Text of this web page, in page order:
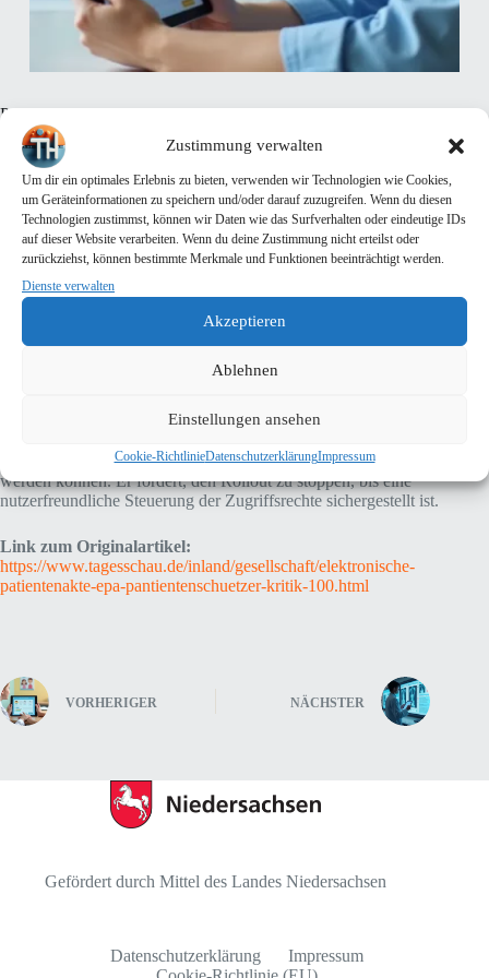
Zustimmung verwalten
Um dir ein optimales Erlebnis zu bieten, verwenden wir Technologien wie Cookies,
um Geräteinformationen zu speichern und/oder darauf zuzugreifen. Wenn du diesen
Technologien zustimmst, können wir Daten wie das Surfverhalten oder eindeutige IDs
auf dieser Website verarbeiten. Wenn du deine Zustimmung nicht erteilst oder
zurückziehst, können bestimmte Merkmale und Funktionen beeinträchtigt werden.
Dienste verwalten
Akzeptieren
Ablehnen
Einstellungen ansehen
Cookie-RichtlinieDatenschutzerklärungImpressum
Patientenschützer werfen Regierung Irreführung vor
28. April 2025 Allgemein
Datum und Quelle:
Stand: 28.04.2025, 08:46 Uhr • tagesschau.de
Zusammenfassung:
Kurz vor dem bundesweiten Start der elektronischen Patientenakte
(ePA) üben Patientenschützer heftige Kritik an den mangelnden
Differenzierungs­möglichkeiten beim Datenzugriff. Versicherte können
derzeit nur den Komplettzugriff auf alle Dokumente erlauben oder
Eugen Brysch von der Deutschen Stiftung Patientenschutz bezeichnete
zu psychotherapeutischen Behandlungen nicht selektiv freigegeben
werden können. Er fordert, den Rollout zu stoppen, bis eine
nutzerfreundliche Steuerung der Zugriffsrechte sichergestellt ist.
Link zum Originalartikel:
https://www.tagesschau.de/inland/gesellschaft/elektronische-
patientenakte-epa-pantientenschuetzer-kritik-100.html
VORHERIGER NÄCHSTER
Gefördert durch Mittel des Landes Niedersachsen
Datenschutzerklärung
Impressum